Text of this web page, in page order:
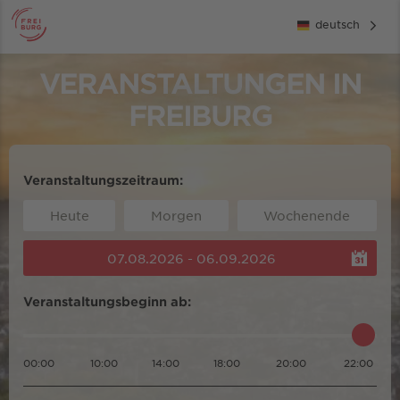
deutsch
VERANSTALTUNGEN IN
FREIBURG
Veranstaltungszeitraum:
Heute Morgen Wochenende
07.08.2026 - 06.09.2026
Veranstaltungsbeginn ab:
00:00 10:00 14:00 18:00 20:00 22:00